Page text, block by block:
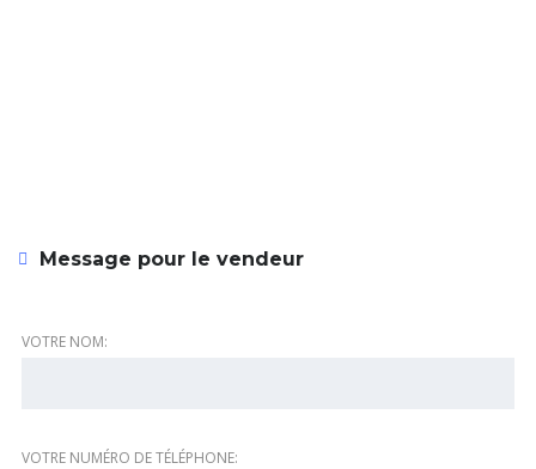
Message pour le vendeur
VOTRE NOM:
VOTRE NUMÉRO DE TÉLÉPHONE: